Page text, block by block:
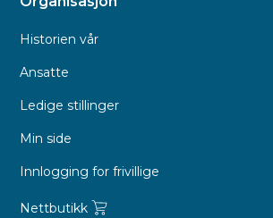
Historien vår
Ansatte
Ledige stillinger
Min side
Innlogging for frivillige
Nettbutikk